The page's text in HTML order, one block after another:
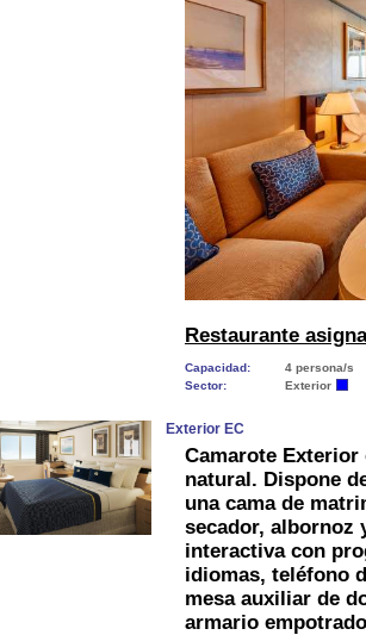
Restaurante
Capacidad:
4 persona/s
Sector:
Exterior
Exterior EC
Camarote
natural. Dispone
una cama de
secador, albornoz
interactiva con
idiomas, teléfono
mesa auxiliar de
armario